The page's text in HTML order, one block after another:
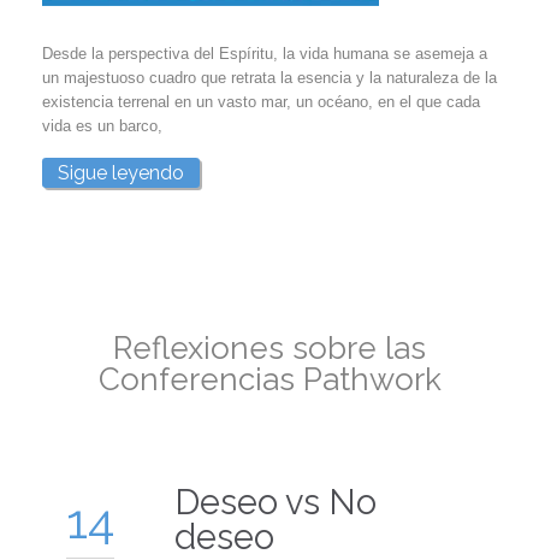
Desde la perspectiva del Espíritu, la vida humana se asemeja a
un majestuoso cuadro que retrata la esencia y la naturaleza de la
existencia terrenal en un vasto mar, un océano, en el que cada
vida es un barco,
Sigue leyendo
Reflexiones sobre las
Conferencias Pathwork
14
Deseo vs No
deseo